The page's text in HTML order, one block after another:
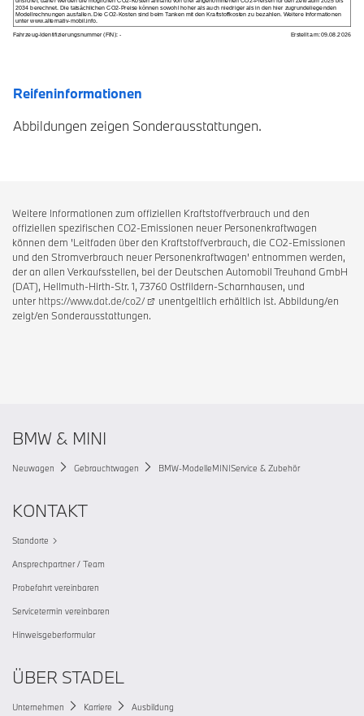
Reifeninformationen
Abbildungen zeigen Sonderausstattungen.
Weitere Informationen zum offiziellen Kraftstoffverbrauch und den
offiziellen spezifischen CO2-Emissionen neuer Personenkraftwagen
können dem 'Leitfaden über den Kraftstoffverbrauch, die CO2-Emissionen
und den Stromverbrauch neuer Personenkraftwagen' entnommen werden,
der an allen Verkaufsstellen, bei der Deutschen Automobil Treuhand GmbH
(DAT), Hellmuth-Hirth-Str. 1, 73760 Ostfildern-Scharnhausen, und
unter https://www.dat.de/co2/
unentgeltlich erhältlich ist. Abbildung/en
zeigt/en Sonderausstattungen.
BMW & MINI
Neuwagen Gebrauchtwagen BMW-ModelleMINIService & Zubehör
KONTAKT
Standorte
Ansprechpartner / Team
Probefahrt vereinbaren
Servicetermin vereinbaren
Hinweisgeberformular
ÜBER STADEL
Unternehmen Karriere Ausbildung